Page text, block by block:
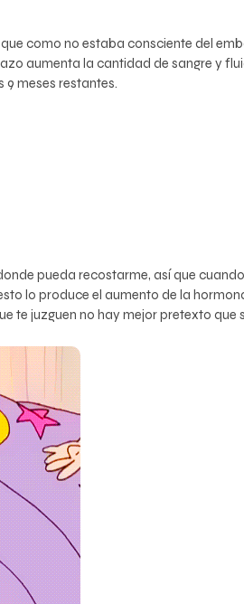
como no estaba consciente del
aumenta la cantidad de sangre y
9 meses restantes.
pueda recostarme, así que
lo produce el aumento de la
te juzguen no hay mejor pretexto que